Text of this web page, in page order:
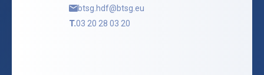
btsg.hdf@btsg.eu
T.03 20 28 03 20